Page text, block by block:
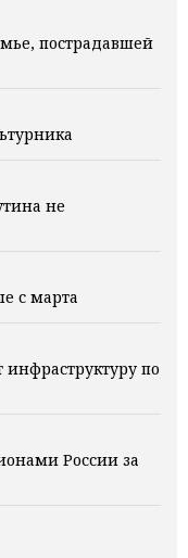
пострадавшей
не
с марта
по
России за